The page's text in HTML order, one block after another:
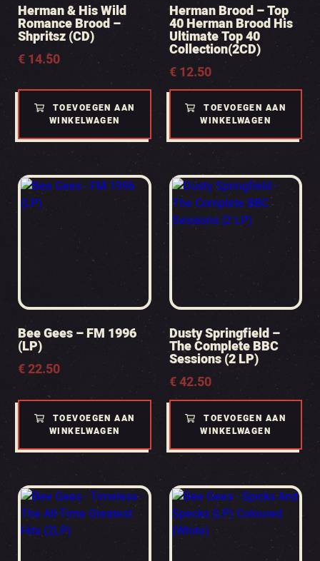
Herman & His Wild
Romance Brood –
Shpritsz (CD)
€14.50
TOEVOEGEN AAN
WINKELWAGEN
Herman Brood – Top
40 Herman Brood His
Ultimate Top 40
Collection(2CD)
€12.50
TOEVOEGEN AAN
WINKELWAGEN
Bee Gees – FM 1996
(LP)
€22.50
TOEVOEGEN AAN
WINKELWAGEN
Dusty Springfield –
The Complete BBC
Sessions (2 LP)
€42.50
TOEVOEGEN AAN
WINKELWAGEN